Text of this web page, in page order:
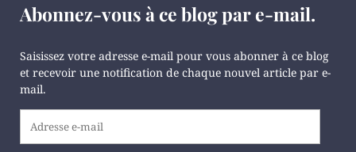
Abonnez-vous à ce blog par e-mail.
Saisissez votre adresse e-mail pour vous abonner à ce blog
et recevoir une notification de chaque nouvel article par e-
mail.